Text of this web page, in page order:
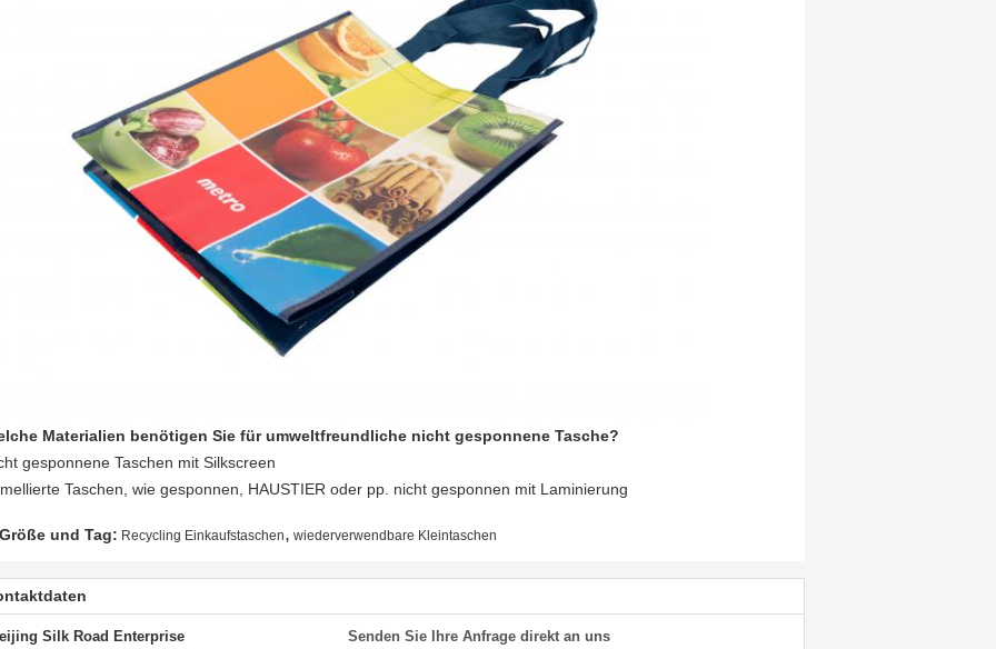
Materialien benötigen Sie für umweltfreundliche nicht gesponnene Tasche?
gesponnene Taschen mit Silkscreen
Taschen, wie gesponnen, HAUSTIER oder pp. nicht gesponnen mit Laminierung
Größe und Tag: Recycling Einkaufstaschen, wiederverwendbare Kleintaschen
Silk Road Enterprise
Senden Sie Ihre Anfrage direkt an uns